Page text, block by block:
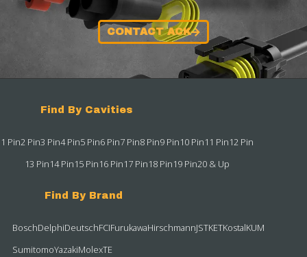
CONTACT ACK
Find By Cavities
1 Pin2 Pin3 Pin4 Pin5 Pin6 Pin7 Pin8 Pin9 Pin10 Pin11 Pin12 Pin
13 Pin14 Pin15 Pin16 Pin17 Pin18 Pin19 Pin20 & Up
Find By Brand
BoschDelphiDeutschFCIFurukawaHirschmannJSTKETKostalKUM
SumitomoYazakiMolexTE